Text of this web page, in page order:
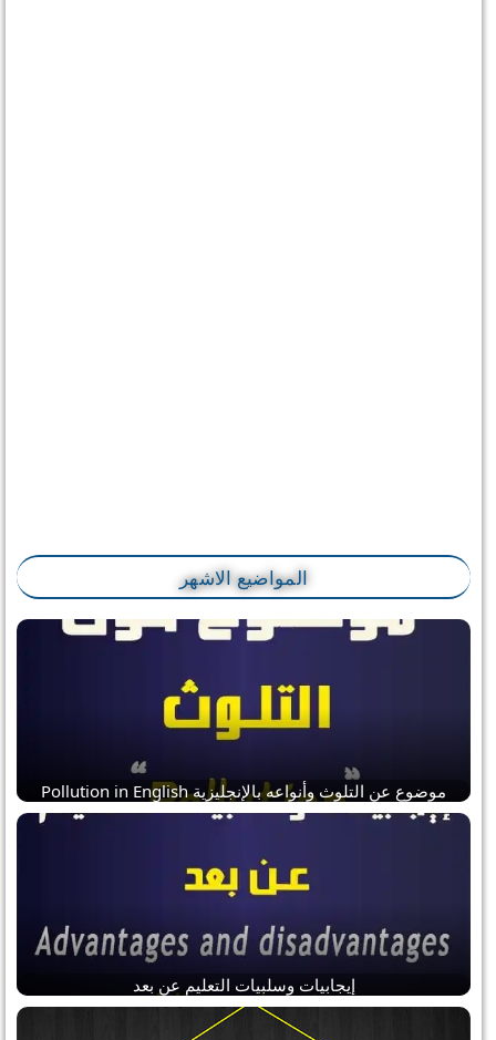
المواضيع الاشهر
موضوع عن التلوث وأنواعه بالإنجليزية Pollution in English
إيجابيات وسلبيات التعليم عن بعد